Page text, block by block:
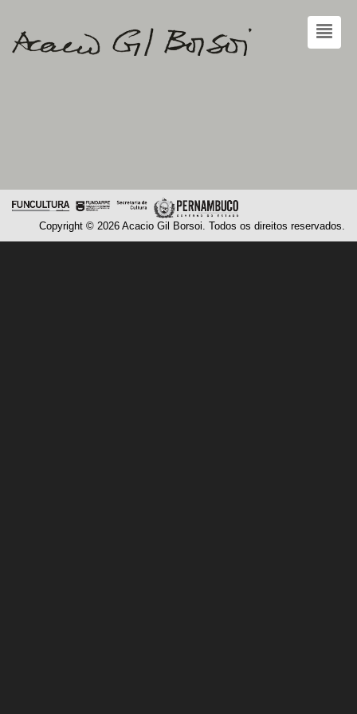
Copyright © 2026 Acacio Gil Borsoi. Todos os direitos reservados.